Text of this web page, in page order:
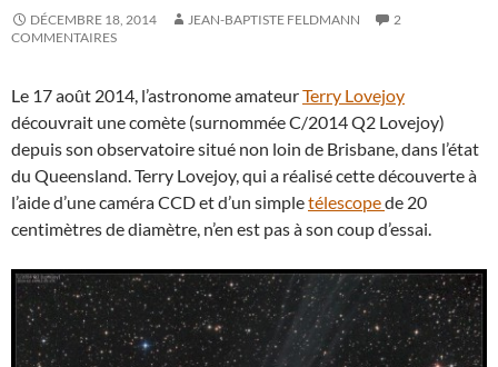
DÉCEMBRE 18, 2014 JEAN-BAPTISTE FELDMANN
2
COMMENTAIRES
Le 17 août 2014, l’astronome amateurTerry Lovejoy
découvrait une comète (surnommée C/2014 Q2 Lovejoy)
depuis son observatoire situé non loin de Brisbane, dans l’état
du Queensland. Terry Lovejoy, qui a réalisé cette découverte à
l’aide d’une caméra CCD et d’un simpletélescopede 20
centimètres de diamètre, n’en est pas à son coup d’essai.